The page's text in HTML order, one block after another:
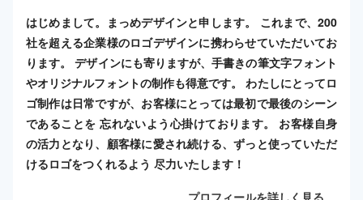
はじめまして。まっめデザインと申します。 これまで、200
社を超える企業様のロゴデザインに携わらせていただいてお
ります。 デザインにも寄りますが、手書きの筆文字フォント
やオリジナルフォントの制作も得意です。 わたしにとってロ
ゴ制作は日常ですが、お客様にとっては最初で最後のシーン
であることを 忘れないよう心掛けております。 お客様自身
の活力となり、顧客様に愛され続ける、ずっと使っていただ
けるロゴをつくれるよう 尽力いたします！
プロフィールを詳しく見る